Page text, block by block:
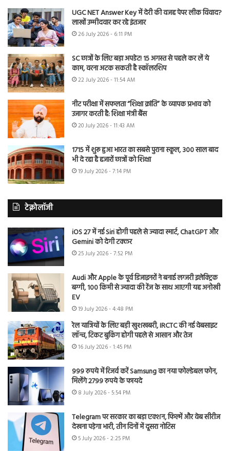
UGC NET Answer Key में देरी की वजह पेपर लीक विवाद?
लाखों उम्मीदवार कर रहे इंतजार
26 July 2026 - 6:11 PM
SC छात्रों के लिए बड़ा अपडेट! 15 अगस्त से पहले कर लें ये
काम, वरना अटक सकती है स्कॉलरशिप
22 July 2026 - 11:54 AM
नीट परीक्षा में सफलता “शिक्षा क्रांति” के व्यापक प्रभाव को
उजागर करती है: शिक्षा मंत्री बैंस
20 July 2026 - 11:43 AM
1715 में शुरू हुआ भारत का सबसे पुराना स्कूल, 300 साल बाद
भी दे रहा है हजारों छात्रों को शिक्षा
19 July 2026 - 7:14 PM
टेक्नोलॉजी
iOS 27 में नई Siri होगी पहले से ज्यादा स्मार्ट, ChatGPT और
Gemini को देगी टक्कर
25 July 2026 - 7:52 PM
Audi और Apple के पूर्व डिजाइनरों ने बनाई लग्जरी इलेक्ट्रिक
बग्गी, 100 किमी से ज्यादा की रेंज के साथ आएगी यह अनोखी
EV
19 July 2026 - 4:48 PM
रेल यात्रियों के लिए बड़ी खुशखबरी, IRCTC की नई वेबसाइट
लॉन्च, टिकट बुकिंग होगी पहले से आसान और तेज
16 July 2026 - 1:45 PM
999 रुपये में रिजर्व करें Samsung का नया फोल्डेबल फोन,
मिलेंगे 2799 रुपये के फायदे
8 July 2026 - 5:54 PM
Telegram पर सरकार का बड़ा एक्शन, फिल्में और वेब सीरीज
देखना पड़ेगा भारी, तीन दिनों में दूसरा नोटिस
5 July 2026 - 2:25 PM